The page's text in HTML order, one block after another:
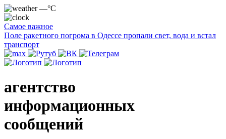
—°C
Самое важное
Поле ракетного погрома в Одессе пропали свет, вода и встал
транспорт
агентство
информационных
сообщений